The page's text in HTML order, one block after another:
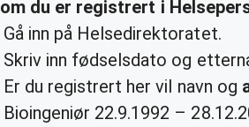
om du er registrert i
Gå inn på Helsedirektoratet.
Skriv inn fødselsdato og
Er du registrert her vil navn og
Bioingeniør 22.9.1992 –